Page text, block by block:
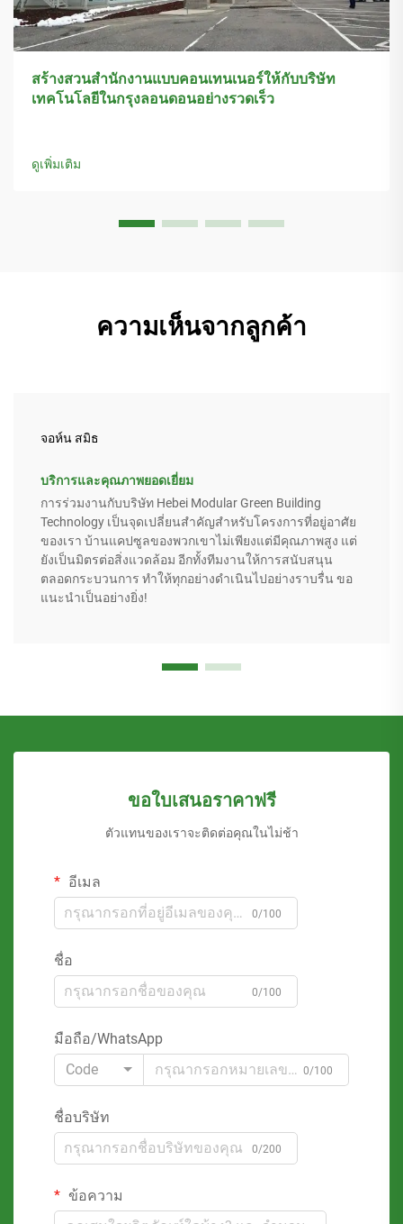
สร้างสวนสำนักงานแบบคอนเทนเนอร์ให้กับบริษัท
เทคโนโลยีในกรุงลอนดอนอย่างรวดเร็ว
ดูเพิ่มเติม
ความเห็นจากลูกค้า
จอห์น สมิธ
บริการและคุณภาพยอดเยี่ยม
การร่วมงานกับบริษัท Hebei Modular Green Building
Technology เป็นจุดเปลี่ยนสำคัญสำหรับโครงการที่อยู่อาศัย
ของเรา บ้านแคปซูลของพวกเขาไม่เพียงแต่มีคุณภาพสูง แต่
ยังเป็นมิตรต่อสิ่งแวดล้อม อีกทั้งทีมงานให้การสนับสนุน
ตลอดกระบวนการ ทำให้ทุกอย่างดำเนินไปอย่างราบรื่น ขอ
แนะนำเป็นอย่างยิ่ง!
ขอใบเสนอราคาฟรี
ตัวแทนของเราจะติดต่อคุณในไม่ช้า
อีเมล
0/100
ชื่อ
0/100
มือถือ/WhatsApp
Code
0/100
ชื่อบริษัท
0/200
ข้อความ